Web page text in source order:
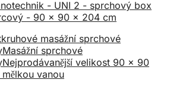
masážní sprchové
Masážní sprchové
Nejprodávanější velikost 90 x 90
mělkou vanou